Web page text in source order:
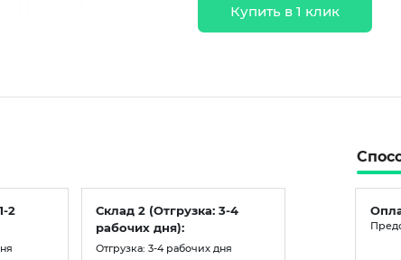
Купить в 1 клик
2
Склад 2 (Отгрузка: 3-4
рабочих дня):
Отгрузка: 3-4 рабочих дня